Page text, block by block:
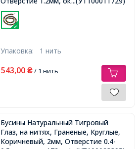
нить,
Упаковка: 1 нить
543,00 ₴/ 1 нить
Бусины Натуральный Тигровый
Глаз, на нитях, Граненые, Круглые,
Коричневый, 2мм, Отверстие 0.4-